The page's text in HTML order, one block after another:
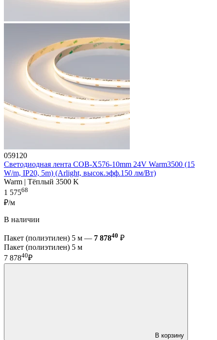
059120
Светодиодная лента COB-X576-10mm 24V Warm3500 (15
W/m, IP20, 5m) (Arlight, высок.эфф.150 лм/Вт)
Warm | Тёплый 3500 K
1 57568
₽/м
В наличии
Пакет (полиэтилен) 5 м — 7 87840 ₽
Пакет (полиэтилен) 5 м
7 87840₽
В корзину